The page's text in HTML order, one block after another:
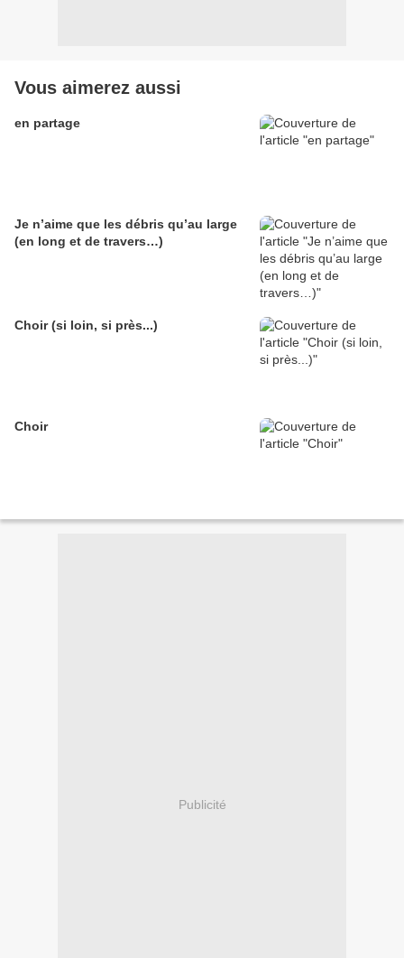
Vous aimerez aussi
en partage
Je n’aime que les débris qu’au large
(en long et de travers…)
Choir (si loin, si près...)
Choir
Publicité